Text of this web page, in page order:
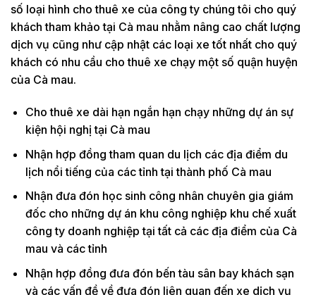
số loại hình cho thuê xe của công ty chúng tôi cho quý
khách tham khảo tại Cà mau nhằm nâng cao chất lượng
dịch vụ cũng như cập nhật các loại xe tốt nhất cho quý
khách có nhu cầu cho thuê xe chạy một số quận huyện
của Cà mau.
Cho thuê xe dài hạn ngắn hạn chạy những dự án sự
kiện hội nghị tại Cà mau
Nhận hợp đồng tham quan du lịch các địa điểm du
lịch nổi tiếng của các tỉnh tại thành phố Cà mau
Nhận đưa đón học sinh công nhân chuyên gia giám
đốc cho những dự án khu công nghiệp khu chế xuất
công ty doanh nghiệp tại tất cả các địa điểm của Cà
mau và các tỉnh
Nhận hợp đồng đưa đón bến tàu sân bay khách sạn
và các vấn đề về đưa đón liên quan đến xe dịch vụ